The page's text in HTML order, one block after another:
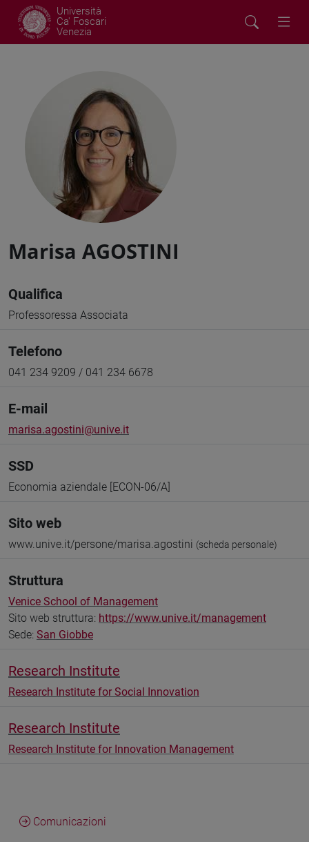
Università
Ca' Foscari
Venezia
Marisa AGOSTINI
Qualifica
Professoressa Associata
Telefono
041 234 9209 / 041 234 6678
E-mail
marisa.agostini@unive.it
SSD
Economia aziendale [ECON-06/A]
Sito web
www.unive.it/persone/marisa.agostini (scheda personale)
Struttura
Venice School of Management
Sito web struttura: https://www.unive.it/management
Sede: San Giobbe
Research Institute
Research Institute for Social Innovation
Research Institute
Research Institute for Innovation Management
Comunicazioni